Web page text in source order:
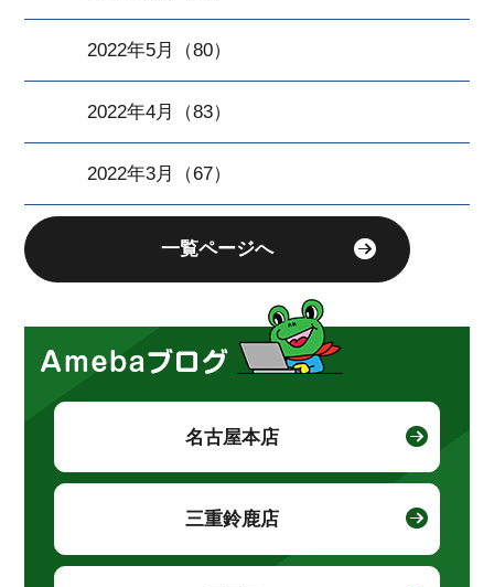
2022年5月（80）
2022年4月（83）
2022年3月（67）
一覧ページへ
名古屋本店
三重鈴鹿店